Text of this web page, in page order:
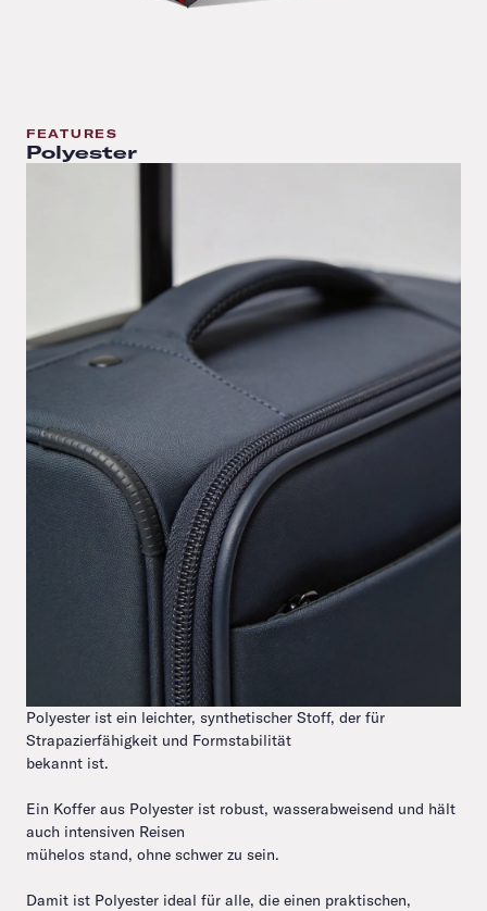
FEATURES
Polyester
Polyester ist ein leichter, synthetischer Stoff, der für
Strapazierfähigkeit und Formstabilität
bekannt ist.
Ein Koffer aus Polyester ist robust, wasserabweisend und hält
auch intensiven Reisen
mühelos stand, ohne schwer zu sein.
Damit ist Polyester ideal für alle, die einen praktischen,